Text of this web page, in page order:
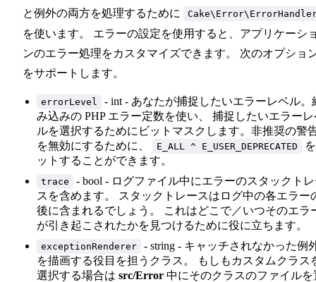
と例外の両方を処理するために
を使います。 エラーの設定を使用すると、アプリケーシ
ンのエラー処理をカスタマイズできます。 次のオプショ
をサポートします。
errorLevel
- int - あなたが捕捉したいエラーレベル。
み込みの PHP エラー定数を使い、 捕捉したいエラーレ
ルを選択するためにビットマスクします。非推奨の警
を無効にするために、
E_ALL ^ E_USER_DEPRECATED
ットすることができます。
trace
- bool - ログファイル中にエラーのスタックト
スを含めます。 スタックトレースはログ中の各エラー
後に含まれるでしょう。 これはどこで／いつそのエラ
が引き起こされたかを見つけるために役に立ちます。
exceptionRenderer
- string - キャッチされなかった例
を描画する役目を担うクラス。 もしもカスタムクラス
選択する場合は src/Error 中にそのクラスのファイルを